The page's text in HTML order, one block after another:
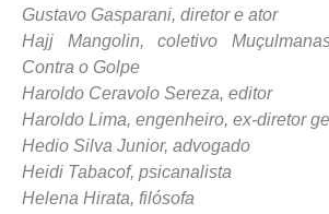
Gustavo Gasparani, diretor e ator
Hajj Mangolin, coletivo
Contra o Golpe
Haroldo Ceravolo Sereza, editor
Haroldo Lima, engenheiro, ex-diretor
Hedio Silva Junior, advogado
Heidi Tabacof, psicanalista
Helena Hirata, filósofa